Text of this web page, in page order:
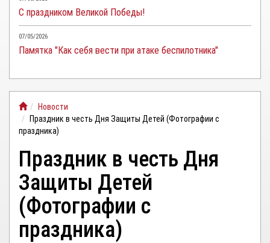
КЛИЕНТАМ
КАБИНЕТ
С праздником Великой Победы!
07/05/2026
Памятка "Как себя вести при атаке беспилотника"
Новости
Праздник в честь Дня Защиты Детей (Фотографии с
праздника)
Праздник в честь Дня
Защиты Детей
(Фотографии с
праздника)